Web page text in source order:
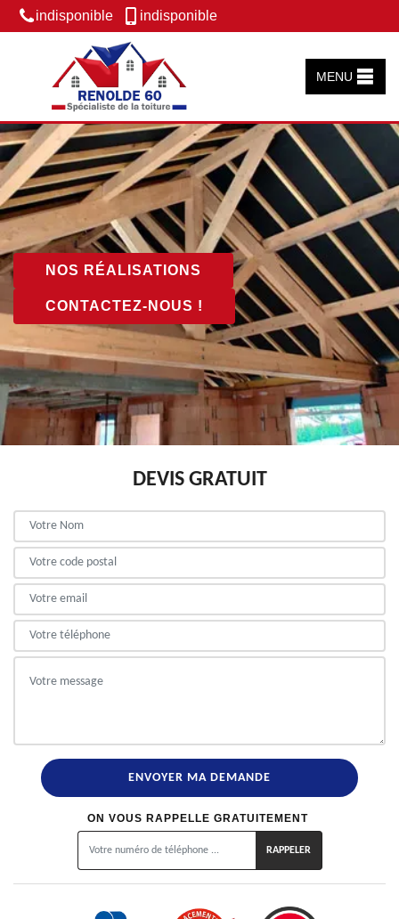
indisponible indisponible
MENU
NOS RÉALISATIONS
CONTACTEZ-NOUS !
DEVIS GRATUIT
ON VOUS RAPPELLE GRATUITEMENT